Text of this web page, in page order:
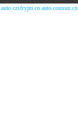
auto.czsfryjm.cn auto.couxun.cn